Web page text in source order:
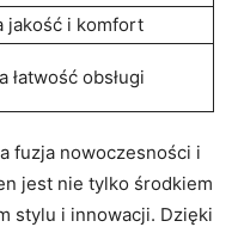
jakość i komfort
łatwość obsługi
fuzja nowoczesności i
jest nie tylko środkiem
stylu i innowacji. Dzięki